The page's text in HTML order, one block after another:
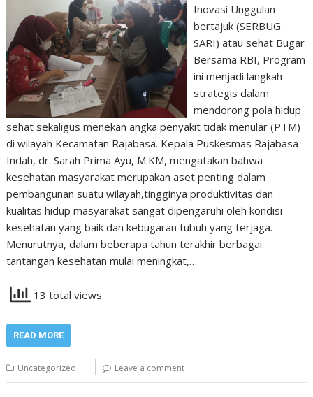
Inovasi Unggulan
bertajuk (SERBUG
SARI) atau sehat Bugar
Bersama RBI, Program
ini menjadi langkah
strategis dalam
mendorong pola hidup
sehat sekaligus menekan angka penyakit tidak menular (PTM)
di wilayah Kecamatan Rajabasa. Kepala Puskesmas Rajabasa
Indah, dr. Sarah Prima Ayu, M.KM, mengatakan bahwa
kesehatan masyarakat merupakan aset penting dalam
pembangunan suatu wilayah,tingginya produktivitas dan
kualitas hidup masyarakat sangat dipengaruhi oleh kondisi
kesehatan yang baik dan kebugaran tubuh yang terjaga.
Menurutnya, dalam beberapa tahun terakhir berbagai
tantangan kesehatan mulai meningkat,…
13 total views
READ MORE
Uncategorized Leave a comment